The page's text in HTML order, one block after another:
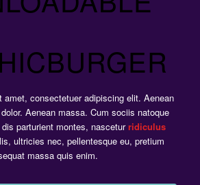
amet, consectetuer adipiscing elit. Aenean
Aenean massa. Cum sociis natoque
parturient montes, nasceturridiculus
ultricies nec, pellentesque eu, pretium
massa quis enim.